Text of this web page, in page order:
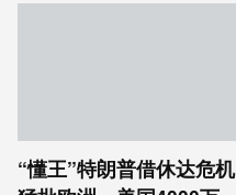
“懂王”特朗普借休达危机